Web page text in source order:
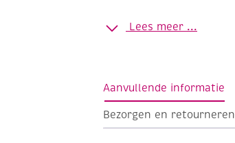
creatieve toepassingen.
Lees meer ...
Aanvullende informatie
Bezorgen en retourneren